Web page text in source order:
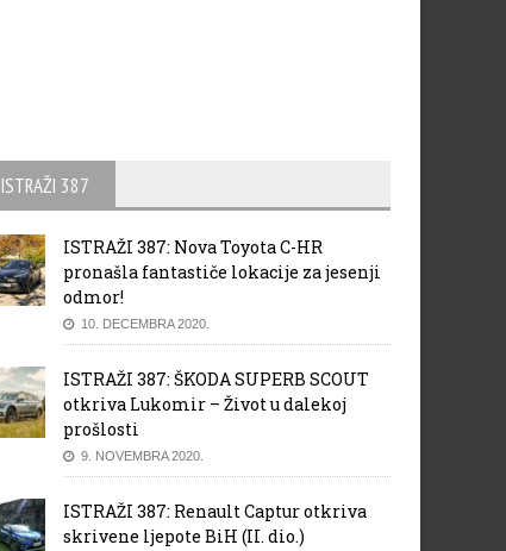
ISTRAŽI 387
ISTRAŽI 387: Nova Toyota C-HR
pronašla fantastiče lokacije za jesenji
odmor!
10. DECEMBRA 2020.
ISTRAŽI 387: ŠKODA SUPERB SCOUT
otkriva Lukomir – Život u dalekoj
prošlosti
9. NOVEMBRA 2020.
ISTRAŽI 387: Renault Captur otkriva
skrivene ljepote BiH (II. dio.)